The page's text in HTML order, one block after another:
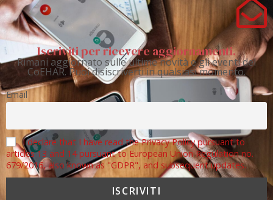
Iscriviti per ricevere aggiornamenti.
Rimani aggiornato sulle ultime novità e gli eventi del
CoEHAR. Puoi disiscriverti in qualsiasi momento.
Email
I declare that I have read the Privacy Policy pursuant to
articles 13 and 14 pursuant to European Union Regulation no.
679/2016, also known as "GDPR", and subsequent updates.